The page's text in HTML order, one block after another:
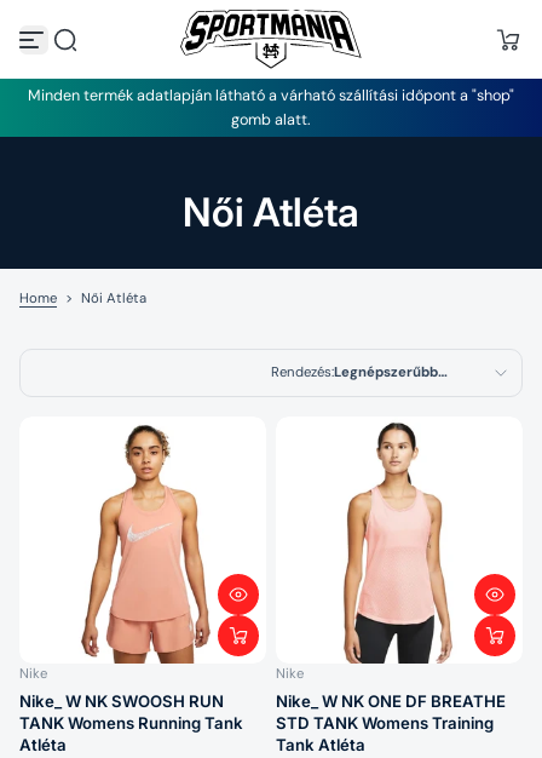
g
á
o
m
h
z
Minden termék adatlapján látható a várható szállítási időpont a "shop"
gomb alatt.
Női Atléta
Home > Női Atléta
Rendezés:Legnépszerűbb
termékek
Legrelevánsabb
Legnépszerűbb
termékek
Betűrend: A–Z
Betűrend: Z–A
Ár: alacsony > magas
Ár: magas > alacsony
Nike
Nike_ W NK SWOOSH RUN
TANK Womens Running Tank
Atléta
Nike
Nike_ W NK ONE DF BREATHE
STD TANK Womens Training
Tank Atléta